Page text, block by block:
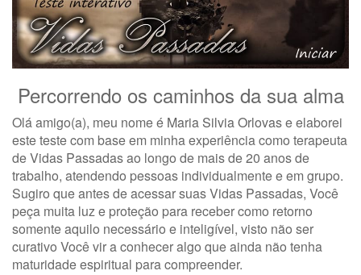
Percorrendo os caminhos da sua alma
Olá amigo(a), meu nome é Maria Silvia Orlovase elaborei
este teste com base em minha experiência como terapeuta
de Vidas Passadas ao longo de mais de 20 anos de
trabalho, atendendo pessoas individualmente e em grupo.
Sugiro que antes de acessar suas Vidas Passadas, Você
peça muita luz e proteção para receber como retorno
somente aquilo necessário e inteligível, visto não ser
curativo Você vir a conhecer algo que ainda não tenha
maturidade espiritual para compreender.